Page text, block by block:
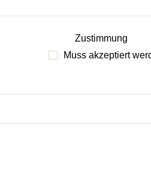
Zustimmung
Muss akzeptiert